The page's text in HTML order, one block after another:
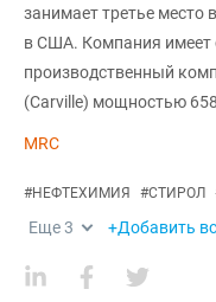
занимает третье место
в США. Компания
производственный
(Carville) мощностью
MRC
#НЕФТЕХИМИЯ #СТИРОЛ
Еще3 +Добавить